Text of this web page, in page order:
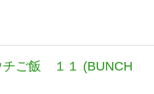
チご飯 １１ (BUNCH